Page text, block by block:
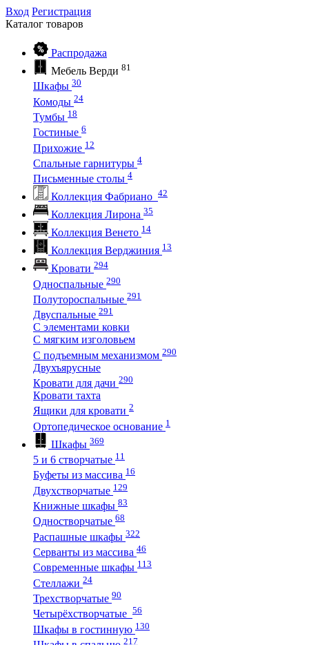
Вход Регистрация
Каталог товаров
Распродажа
Мебель Верди 81
Шкафы 30
Комоды 24
Тумбы 18
Гостиные 6
Прихожие 12
Спальные гарнитуры 4
Письменные столы 4
Коллекция Фабриано 42
Коллекция Лирона 35
Коллекция Венето 14
Коллекция Верджиния 13
Кровати 294
Односпальные 290
Полутороспальные 291
Двуспальные 291
С элементами ковки
С мягким изголовьем
С подъемным механизмом 290
Двухъярусные
Кровати для дачи 290
Кровати тахта
Ящики для кровати 2
Ортопедическое основание 1
Шкафы 369
5 и 6 створчатые 11
Буфеты из массива 16
Двухстворчатые 129
Книжные шкафы 83
Одностворчатые 68
Распашные шкафы 322
Серванты из массива 46
Современные шкафы 113
Стеллажи 24
Трехстворчатые 90
Четырёхстворчатые 56
Шкафы в гостинную 130
217